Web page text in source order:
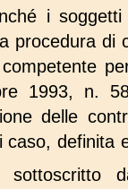
i soggetti
procedura di
1993, n.
delle
definita